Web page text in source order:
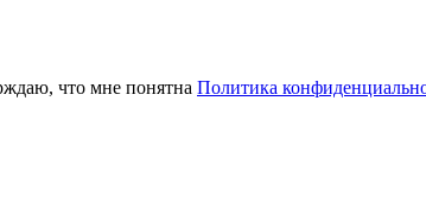
что мне понятна Политика